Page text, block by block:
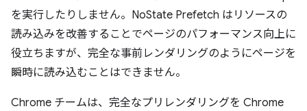
を実行したりしません。NoState Prefetch はリソースの
読み込みを改善することでページのパフォーマンス向上に
役立ちますが、完全な事前レンダリングのようにページを
瞬時に読み込むことはできません。
Chrome チームは、完全なプリレンダリングを Chrome